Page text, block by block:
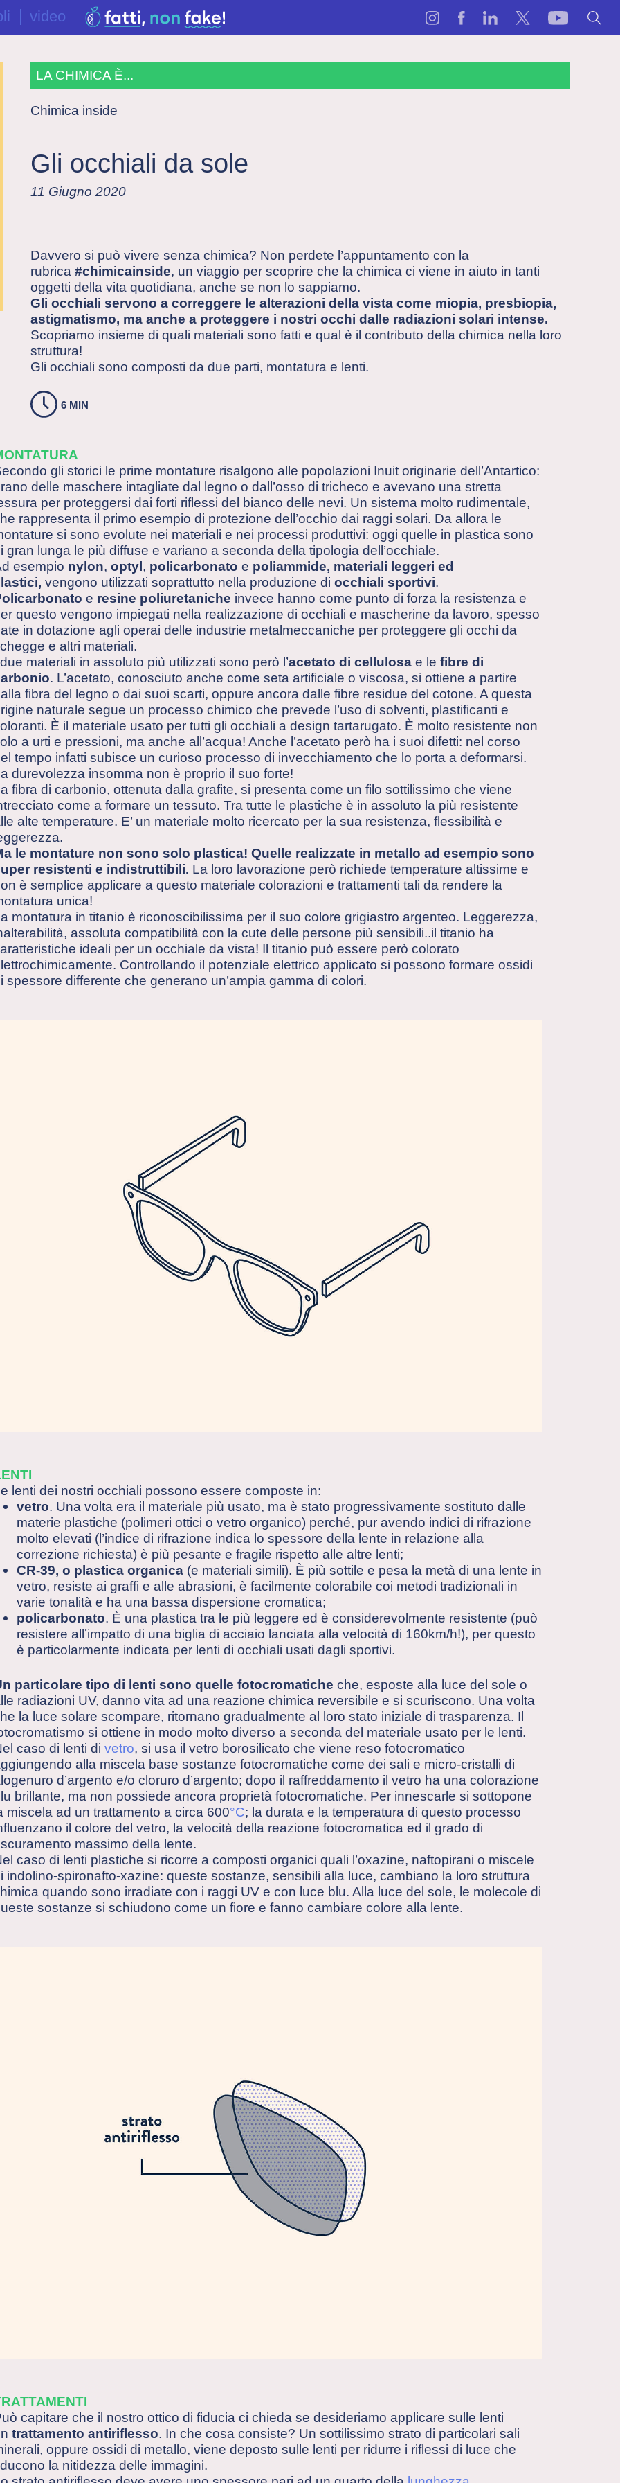
video
LA CHIMICA È...
Chimica inside
Gli occhiali da sole
11 Giugno 2020
Davvero si può vivere senza chimica? Non perdete l’appuntamento con la
rubrica #chimicainside, un viaggio per scoprire che la chimica ci viene in aiuto in tanti
oggetti della vita quotidiana, anche se non lo sappiamo.
Gli occhiali servono a correggere le alterazioni della vista come miopia, presbiopia,
astigmatismo, ma anche a proteggere i nostri occhi dalle radiazioni solari intense.
Scopriamo insieme di quali materiali sono fatti e qual è il contributo della chimica nella loro
struttura!
Gli occhiali sono composti da due parti, montatura e lenti.
6 MIN
gli storici le prime montature risalgono alle popolazioni Inuit originarie dell’Antartico:
delle maschere intagliate dal legno o dall’osso di tricheco e avevano una stretta
per proteggersi dai forti riflessi del bianco delle nevi. Un sistema molto rudimentale,
rappresenta il primo esempio di protezione dell’occhio dai raggi solari. Da allora le
si sono evolute nei materiali e nei processi produttivi: oggi quelle in plastica sono
gran lunga le più diffuse e variano a seconda della tipologia dell’occhiale.
esempio nylon, optyl, policarbonato e poliammide, materiali leggeri ed
vengono utilizzati soprattutto nella produzione di occhiali sportivi.
e resine poliuretaniche invece hanno come punto di forza la resistenza e
questo vengono impiegati nella realizzazione di occhiali e mascherine da lavoro, spesso
in dotazione agli operai delle industrie metalmeccaniche per proteggere gli occhi da
e altri materiali.
materiali in assoluto più utilizzati sono però l’acetato di cellulosa e le fibre di
. L’acetato, conosciuto anche come seta artificiale o viscosa, si ottiene a partire
fibra del legno o dai suoi scarti, oppure ancora dalle fibre residue del cotone. A questa
naturale segue un processo chimico che prevede l’uso di solventi, plastificanti e
È il materiale usato per tutti gli occhiali a design tartarugato. È molto resistente non
a urti e pressioni, ma anche all’acqua! Anche l’acetato però ha i suoi difetti: nel corso
tempo infatti subisce un curioso processo di invecchiamento che lo porta a deformarsi.
durevolezza insomma non è proprio il suo forte!
fibra di carbonio, ottenuta dalla grafite, si presenta come un filo sottilissimo che viene
come a formare un tessuto. Tra tutte le plastiche è in assoluto la più resistente
alte temperature. E’ un materiale molto ricercato per la sua resistenza, flessibilità e
le montature non sono solo plastica! Quelle realizzate in metallo ad esempio sono
resistenti e indistruttibili. La loro lavorazione però richiede temperature altissime e
è semplice applicare a questo materiale colorazioni e trattamenti tali da rendere la
unica!
montatura in titanio è riconoscibilissima per il suo colore grigiastro argenteo. Leggerezza,
assoluta compatibilità con la cute delle persone più sensibili..il titanio ha
ideali per un occhiale da vista! Il titanio può essere però colorato
Controllando il potenziale elettrico applicato si possono formare ossidi
spessore differente che generano un’ampia gamma di colori.
lenti dei nostri occhiali possono essere composte in:
vetro. Una volta era il materiale più usato, ma è stato progressivamente sostituto dalle
materie plastiche (polimeri ottici o vetro organico) perché, pur avendo indici di rifrazione
molto elevati (l’indice di rifrazione indica lo spessore della lente in relazione alla
correzione richiesta) è più pesante e fragile rispetto alle altre lenti;
CR-39, o plastica organica(e materiali simili). È più sottile e pesa la metà di una lente in
vetro, resiste ai graffi e alle abrasioni, è facilmente colorabile coi metodi tradizionali in
varie tonalità e ha una bassa dispersione cromatica;
policarbonato. È una plastica tra le più leggere ed è considerevolmente resistente (può
resistere all’impatto di una biglia di acciaio lanciata alla velocità di 160km/h!), per questo
è particolarmente indicata per lenti di occhiali usati dagli sportivi.
particolare tipo di lenti sono quelle fotocromatiche che, esposte alla luce del sole o
radiazioni UV, danno vita ad una reazione chimica reversibile e si scuriscono. Una volta
la luce solare scompare, ritornano gradualmente al loro stato iniziale di trasparenza. Il
si ottiene in modo molto diverso a seconda del materiale usato per le lenti.
caso di lenti di vetro, si usa il vetro borosilicato che viene reso fotocromatico
alla miscela base sostanze fotocromatiche come dei sali e micro-cristalli di
d’argento e/o cloruro d’argento; dopo il raffreddamento il vetro ha una colorazione
brillante, ma non possiede ancora proprietà fotocromatiche. Per innescarle si sottopone
miscela ad un trattamento a circa 600°C; la durata e la temperatura di questo processo
il colore del vetro, la velocità della reazione fotocromatica ed il grado di
massimo della lente.
caso di lenti plastiche si ricorre a composti organici quali l’oxazine, naftopirani o miscele
indolino-spironafto-xazine: queste sostanze, sensibili alla luce, cambiano la loro struttura
quando sono irradiate con i raggi UV e con luce blu. Alla luce del sole, le molecole di
sostanze si schiudono come un fiore e fanno cambiare colore alla lente.
capitare che il nostro ottico di fiducia ci chieda se desideriamo applicare sulle lenti
trattamento antiriflesso. In che cosa consiste? Un sottilissimo strato di particolari sali
oppure ossidi di metallo, viene deposto sulle lenti per ridurre i riflessi di luce che
la nitidezza delle immagini.